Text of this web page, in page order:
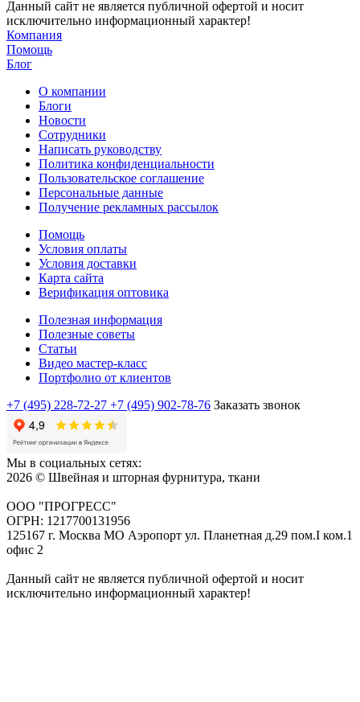
Данный сайт не является публичной офертой и носит
исключительно информационный характер!
Компания
Помощь
Блог
О компании
Блоги
Новости
Сотрудники
Написать руководству
Политика конфиденциальности
Пользовательское соглашение
Персональные данные
Получение рекламных рассылок
Помощь
Условия оплаты
Условия доставки
Карта сайта
Верификация оптовика
Полезная информация
Полезные советы
Статьи
Видео мастер-класс
Портфолио от клиентов
+7 (495) 228-72-27 +7 (495) 902-78-76 Заказать звонок
Мы в социальных сетях:
2026 © Швейная и шторная фурнитура, ткани
ООО "ПРОГРЕСС"
ОГРН: 1217700131956
125167 г. Москва МО Аэропорт ул. Планетная д.29 пом.I ком.1
офис 2
Данный сайт не является публичной офертой и носит
исключительно информационный характер!